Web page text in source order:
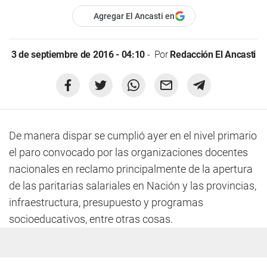
Agregar El Ancasti en
3 de septiembre de 2016 - 04:10 PorRedacción El Ancasti
De manera dispar se cumplió ayer en el nivel primario
el paro convocado por las organizaciones docentes
nacionales en reclamo principalmente de la apertura
de las paritarias salariales en Nación y las provincias,
infraestructura, presupuesto y programas
socioeducativos, entre otras cosas.